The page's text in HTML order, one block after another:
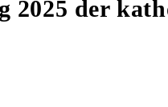
der